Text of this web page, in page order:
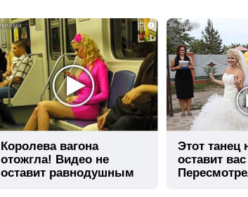
i
Королева вагона
отожгла! Видео не
оставит равнодушным
Этот танец
оставит